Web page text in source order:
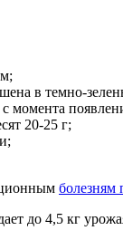
в темно-
момента
20-25 г;
болезням
до 4,5 кг